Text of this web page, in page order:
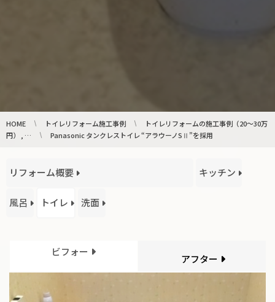
HOME トイレリフォーム施工事例
トイレリフォームの施工事例（20〜30万
円） , …
Panasonic タンクレストイレ “アラウーノSⅡ”を採用
リフォーム概要 キッチン
風呂 トイレ 洗面
ビフォー
アフター